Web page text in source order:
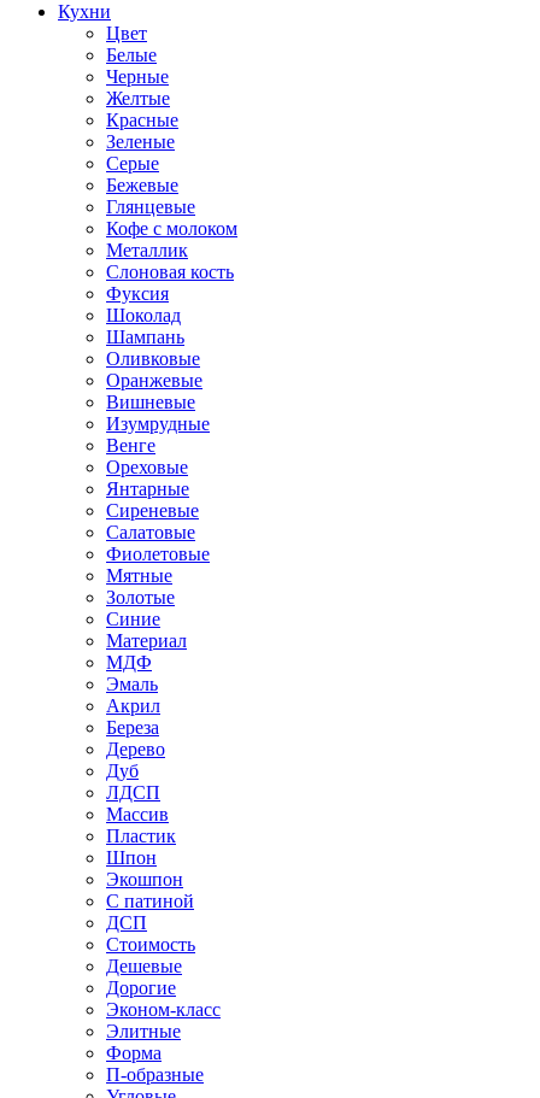
Кухни
Цвет
Белые
Черные
Желтые
Красные
Зеленые
Серые
Бежевые
Глянцевые
Кофе с молоком
Металлик
Слоновая кость
Фуксия
Шоколад
Шампань
Оливковые
Оранжевые
Вишневые
Изумрудные
Венге
Ореховые
Янтарные
Сиреневые
Салатовые
Фиолетовые
Мятные
Золотые
Синие
Материал
МДФ
Эмаль
Акрил
Береза
Дерево
Дуб
ЛДСП
Массив
Пластик
Шпон
Экошпон
С патиной
ДСП
Стоимость
Дешевые
Дорогие
Эконом-класс
Элитные
Форма
П-образные